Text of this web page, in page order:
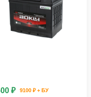
₽
9100 ₽ + БУ